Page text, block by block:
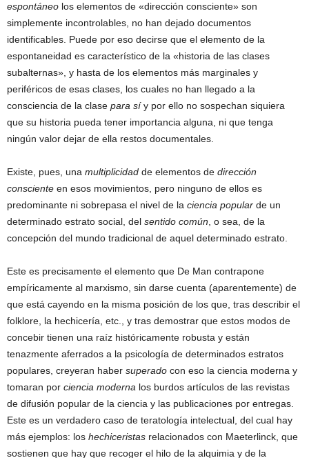
espontáneo los elementos de «dirección consciente» son
simplemente incontrolables, no han dejado documentos
identificables. Puede por eso decirse que el elemento de la
espontaneidad es característico de la «historia de las clases
subalternas», y hasta de los elementos más marginales y
periféricos de esas clases, los cuales no han llegado a la
consciencia de la clase para síy por ello no sospechan siquiera
que su historia pueda tener importancia alguna, ni que tenga
ningún valor dejar de ella restos documentales.
Existe, pues, una multiplicidad de elementos de dirección
consciente en esos movimientos, pero ninguno de ellos es
predominante ni sobrepasa el nivel de la ciencia popular de un
determinado estrato social, del sentido común , o sea, de la
concepción del mundo tradicional de aquel determinado estrato.
Este es precisamente el elemento que De Man contrapone
empíricamente al marxismo, sin darse cuenta (aparentemente) de
que está cayendo en la misma posición de los que, tras describir el
folklore, la hechicería, etc., y tras demostrar que estos modos de
concebir tienen una raíz históricamente robusta y están
tenazmente aferrados a la psicología de determinados estratos
populares, creyeran haber superado con eso la ciencia moderna y
tomaran por ciencia moderna los burdos artículos de las revistas
de difusión popular de la ciencia y las publicaciones por entregas.
Este es un verdadero caso de teratología intelectual, del cual hay
más ejemplos: los hechiceristas relacionados con Maeterlinck, que
sostienen que hay que recoger el hilo de la alquimia y de la